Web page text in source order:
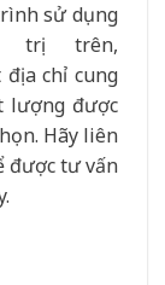
sử dụng
trị trên,
chỉ cung
lượng được
Hãy liên
được tư vấn